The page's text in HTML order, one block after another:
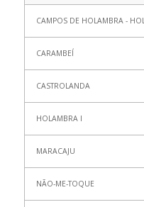
CAMPOS DE HOLAMBRA -
CARAMBEÍ
CASTROLANDA
HOLAMBRA I
MARACAJU
NÃO-ME-TOQUE